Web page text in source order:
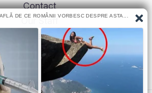
Contact
Our Staff
Advertise